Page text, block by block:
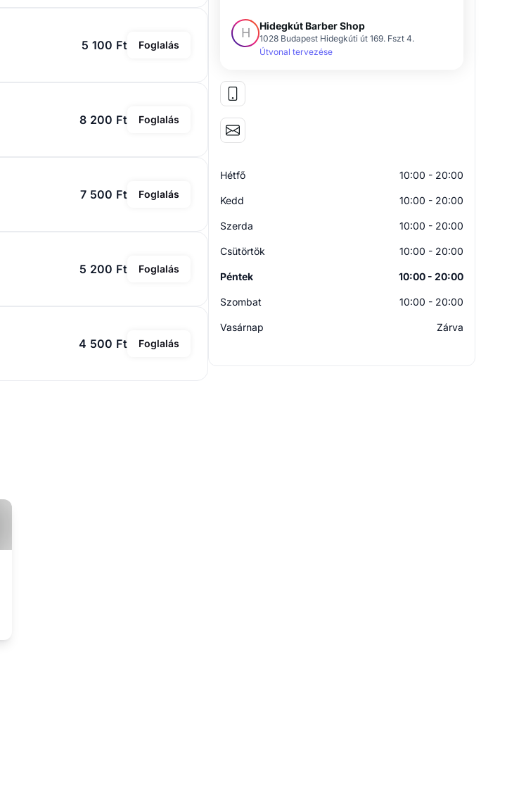
5 100 Ft Foglalás
8 200 Ft Foglalás
7 500 Ft Foglalás
5 200 Ft Foglalás
4 500 Ft Foglalás
H Hidegkút Barber Shop
1028 Budapest Hidegkúti út 169. Fszt 4.
Útvonal tervezése
Hétfő 10:00 - 20:00
Kedd 10:00 - 20:00
Szerda 10:00 - 20:00
Csütörtök 10:00 - 20:00
Péntek 10:00 - 20:00
Szombat 10:00 - 20:00
Vasárnap Zárva